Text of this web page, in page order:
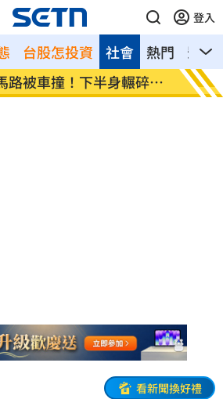
登入
台股怎投資 熱門 影音
社會
路被車撞！下半身輾碎慘
箱
看新聞換好禮